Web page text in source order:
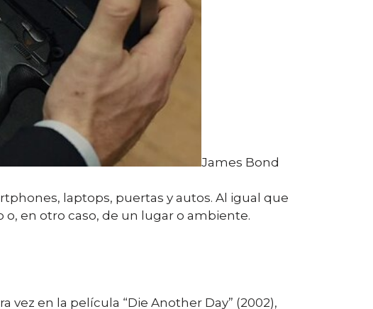
James Bond
laptops, puertas y autos. Al igual que
en otro caso, de un lugar o ambiente.
en la película “Die Another Day” (2002),